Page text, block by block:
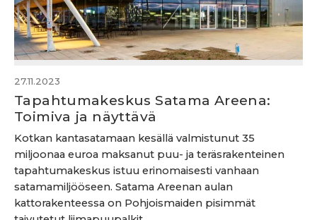
27.11.2023
Tapahtumakeskus Satama Areena:
Toimiva ja näyttävä
Kotkan kantasatamaan kesällä valmistunut 35
miljoonaa euroa maksanut puu- ja teräsrakenteinen
tapahtumakeskus istuu erinomaisesti vanhaan
satamamiljööseen. Satama Areenan aulan
kattorakenteessa on Pohjoismaiden pisimmät